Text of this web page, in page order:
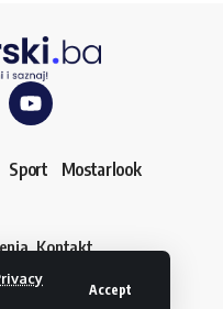
Accept
Sport Mostarlook
Kontakt
pridržana